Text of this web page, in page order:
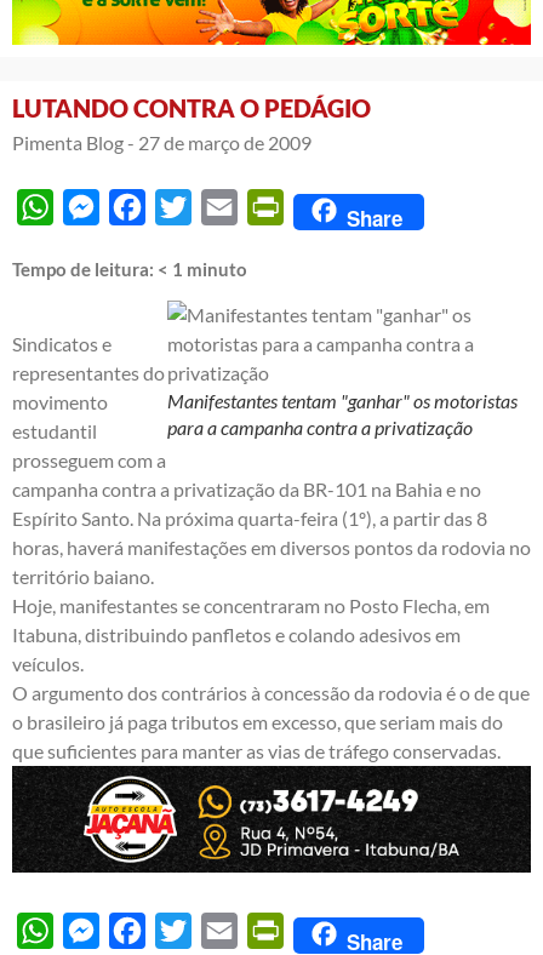
LUTANDO CONTRA O PEDÁGIO
Pimenta Blog - 27 de março de 2009
WhatsAppMessengerFacebook
Twitter Email PrintFriendly
Share
Tempo de leitura: < 1 minuto
Manifestantes tentam "ganhar" os motoristas
para a campanha contra a privatização
Sindicatos e
representantes do
movimento
estudantil
prosseguem com a
campanha contra a privatização da BR-101 na Bahia e no
Espírito Santo. Na próxima quarta-feira (1º), a partir das 8
horas, haverá manifestações em diversos pontos da rodovia no
território baiano.
Hoje, manifestantes se concentraram no Posto Flecha, em
Itabuna, distribuindo panfletos e colando adesivos em
veículos.
O argumento dos contrários à concessão da rodovia é o de que
o brasileiro já paga tributos em excesso, que seriam mais do
que suficientes para manter as vias de tráfego conservadas.
WhatsAppMessengerFacebook
Twitter Email PrintFriendly
Share